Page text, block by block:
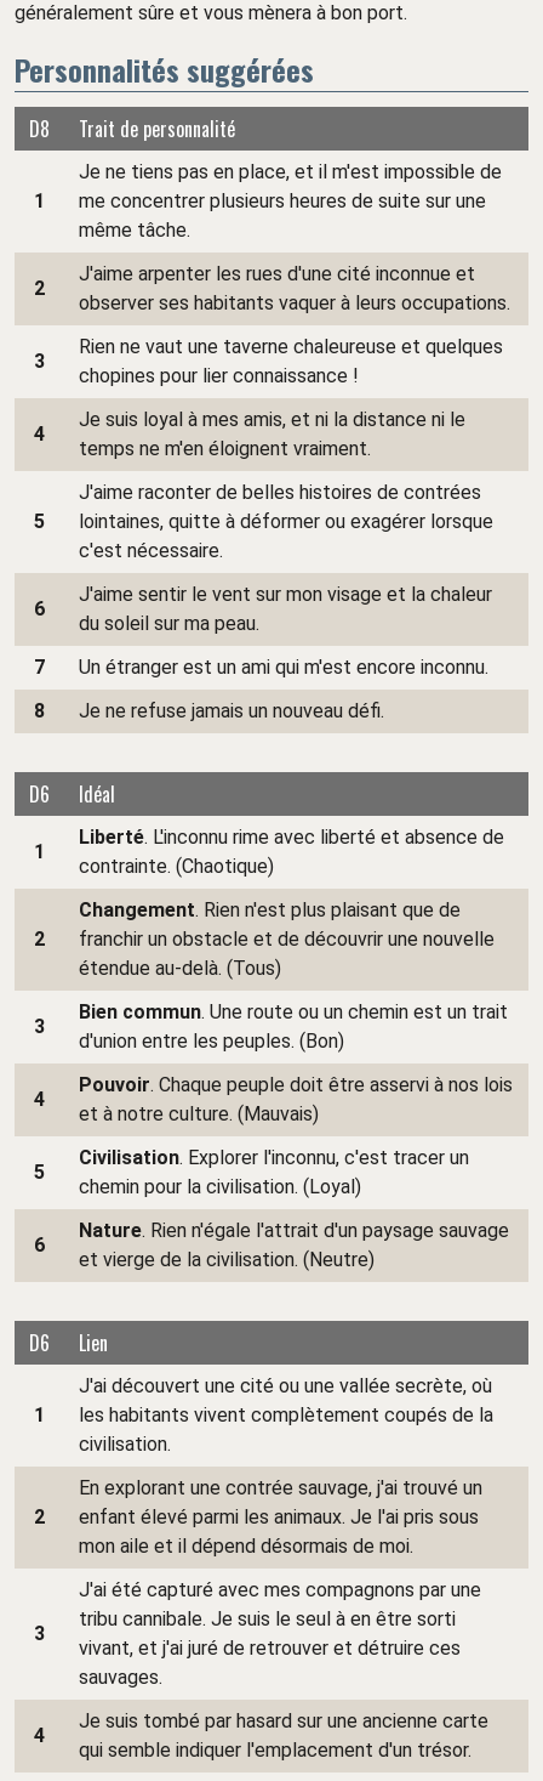
généralement sûre et vous mènera à bon port.
Personnalités suggérées
D8 Trait de personnalité
1
Je ne tiens pas en place, et il m'est impossible de
me concentrer plusieurs heures de suite sur une
même tâche.
2
J'aime arpenter les rues d'une cité inconnue et
observer ses habitants vaquer à leurs occupations.
3
Rien ne vaut une taverne chaleureuse et quelques
chopines pour lier connaissance !
4
Je suis loyal à mes amis, et ni la distance ni le
temps ne m'en éloignent vraiment.
5
J'aime raconter de belles histoires de contrées
lointaines, quitte à déformer ou exagérer lorsque
c'est nécessaire.
6
J'aime sentir le vent sur mon visage et la chaleur
du soleil sur ma peau.
7
Un étranger est un ami qui m'est encore inconnu.
8
Je ne refuse jamais un nouveau défi.
D6 Idéal
1
Liberté. L'inconnu rime avec liberté et absence de
contrainte. (Chaotique)
2
Changement. Rien n'est plus plaisant que de
franchir un obstacle et de découvrir une nouvelle
étendue au-delà. (Tous)
3
Bien commun. Une route ou un chemin est un trait
d'union entre les peuples. (Bon)
4
Pouvoir. Chaque peuple doit être asservi à nos lois
et à notre culture. (Mauvais)
5
Civilisation. Explorer l'inconnu, c'est tracer un
chemin pour la civilisation. (Loyal)
6
Nature. Rien n'égale l'attrait d'un paysage sauvage
et vierge de la civilisation. (Neutre)
D6 Lien
1
J'ai découvert une cité ou une vallée secrète, où
les habitants vivent complètement coupés de la
civilisation.
2
En explorant une contrée sauvage, j'ai trouvé un
enfant élevé parmi les animaux. Je l'ai pris sous
mon aile et il dépend désormais de moi.
3
J'ai été capturé avec mes compagnons par une
tribu cannibale. Je suis le seul à en être sorti
vivant, et j'ai juré de retrouver et détruire ces
sauvages.
4
Je suis tombé par hasard sur une ancienne carte
qui semble indiquer l'emplacement d'un trésor.